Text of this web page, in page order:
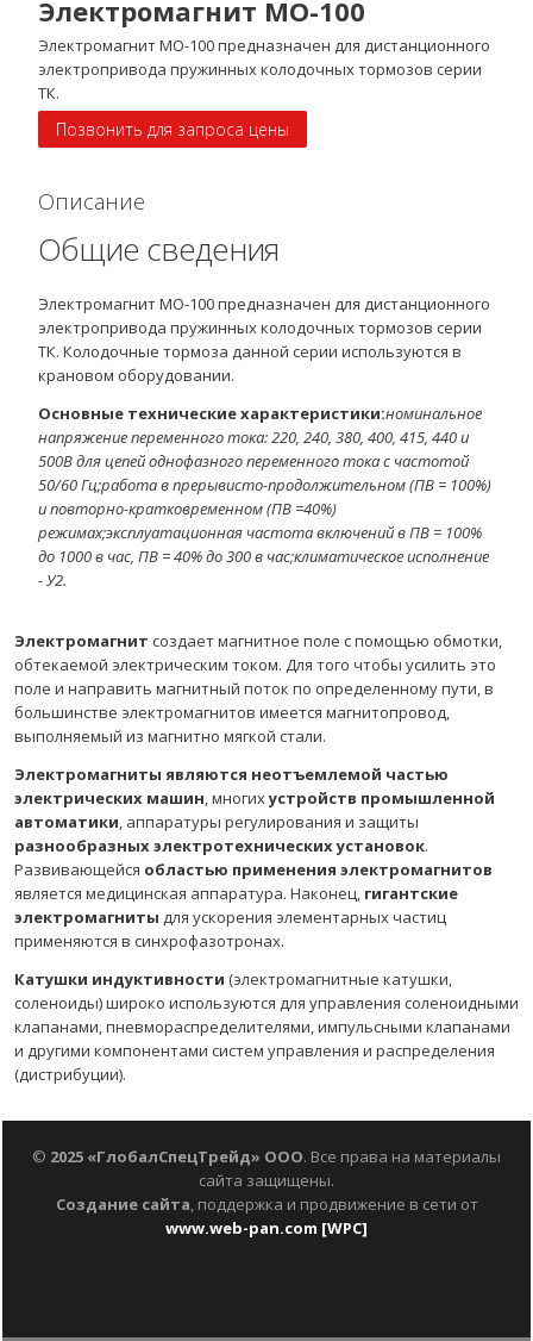
Электромагнит МО-100
Электромагнит МО-100 предназначен для дистанционного
электропривода пружинных колодочных тормозов серии
ТК.
Позвонить для запроса цены
Описание
Общие сведения
Электромагнит МО-100 предназначен для дистанционного
электропривода пружинных колодочных тормозов серии
ТК. Колодочные тормоза данной серии используются в
крановом оборудовании.
Основные технические характеристики:номинальное
напряжение переменного тока: 220, 240, 380, 400, 415, 440 и
500В для цепей однофазного переменного тока с частотой
50/60 Гц;работа в прерывисто-продолжительном (ПВ = 100%)
и повторно-кратковременном (ПВ =40%)
режимах;эксплуатационная частота включений в ПВ = 100%
до 1000 в час, ПВ = 40% до 300 в час;климатическое исполнение
- У2.
Электромагнит создает магнитное поле с помощью обмотки,
обтекаемой электрическим током. Для того чтобы усилить это
поле и направить магнитный поток по определенному пути, в
большинстве электромагнитов имеется магнитопровод,
выполняемый из магнитно мягкой стали.
Электромагниты являются неотъемлемой частью
электрических машин, многихустройств промышленной
автоматики, аппаратуры регулирования и защиты
разнообразных электротехнических установок.
Развивающейся областью применения электромагнитов
является медицинская аппаратура. Наконец, гигантские
электромагниты для ускорения элементарных частиц
применяются в синхрофазотронах.
Катушки индуктивности (электромагнитные катушки,
соленоиды) широко используются для управления соленоидными
клапанами, пневмораспределителями, импульсными клапанами
и другими компонентами систем управления и распределения
(дистрибуции).
© 2025 «ГлобалСпецТрейд» ООО. Все права на материалы
сайта защищены.
Создание сайта, поддержка и продвижение в сети от
www.web-pan.com [WPC]